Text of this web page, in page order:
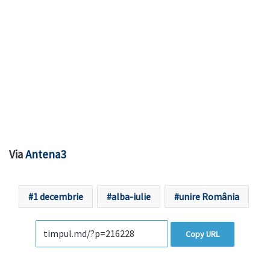
ViaAntena3
1 decembrie alba-iulie unire România
Copy URL